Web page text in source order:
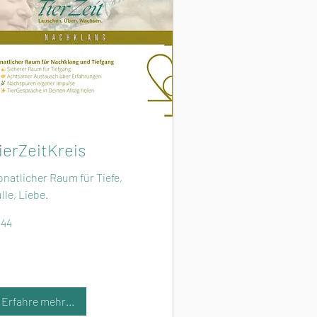
Raum für Tiefe,
Liebe.
Erfahre mehr...